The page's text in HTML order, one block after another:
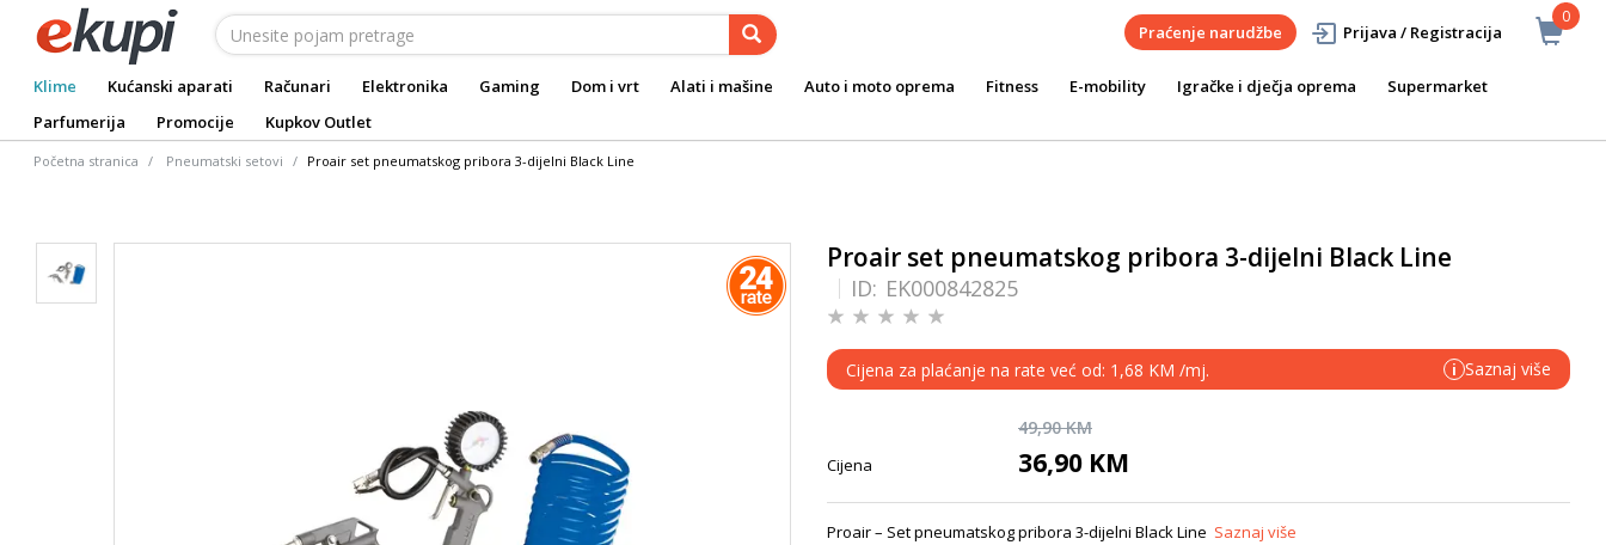
0
Praćenje narudžbe Prijava / Registracija
Klime Kućanski aparati Računari Elektronika Gaming Dom i vrt Alati i mašine Auto i moto oprema Fitness E-mobility Igračke i dječja oprema
Supermarket
Parfumerija
Promocije Kupkov Outlet
Početna stranica Pneumatski setovi Proair set pneumatskog pribora 3-dijelni Black Line
Proair set pneumatskog pribora 3-dijelni Black Line
ID: EK000842825
Cijena za plaćanje na rate već od: 1,68 KM /mj. i Saznaj više
49,90 KM
Cijena 36,90 KM
Proair – Set pneumatskog pribora 3-dijelni Black Line Saznaj više